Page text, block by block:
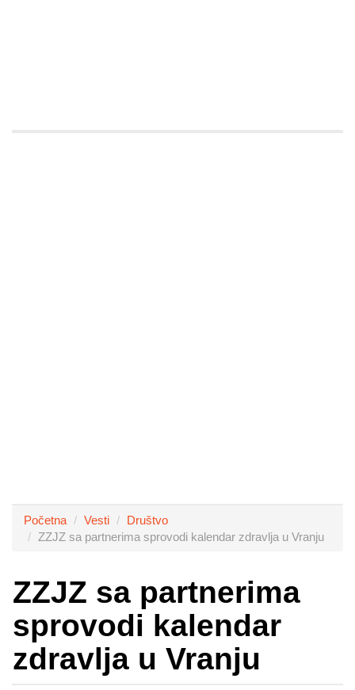
Početna Vesti
Društvo
ZZJZ sa partnerima sprovodi kalendar zdravlja u Vranju
ZZJZ sa partnerima
sprovodi kalendar
zdravlja u Vranju